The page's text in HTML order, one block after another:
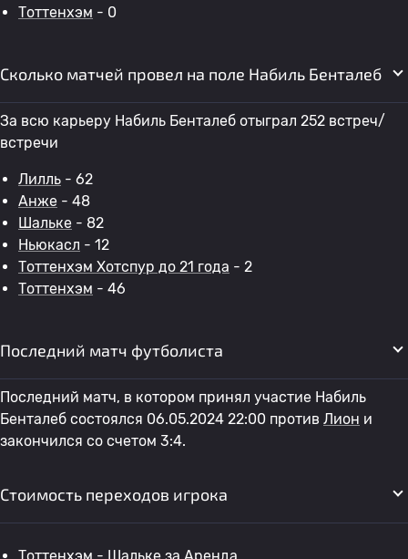
Тоттенхэм - 0
Сколько матчей провел на поле Набиль Бенталеб
За всю карьеру Набиль Бенталеб отыграл 252 встреч/
встречи
Лилль - 62
Анже - 48
Шальке - 82
Ньюкасл - 12
Тоттенхэм Хотспур до 21 года - 2
Тоттенхэм - 46
Последний матч футболиста
Последний матч, в котором принял участие Набиль
Бенталеб состоялся 06.05.2024 22:00 против Лион и
закончился со счетом 3:4.
Стоимость переходов игрока